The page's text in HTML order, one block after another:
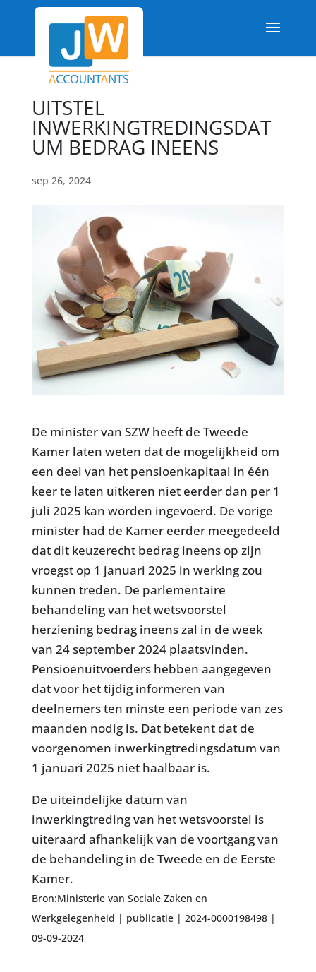
UITSTEL
INWERKINGTREDINGSDAT
UM BEDRAG INEENS
sep 26, 2024
De minister van SZW heeft de Tweede
Kamer laten weten dat de mogelijkheid om
een deel van het pensioenkapitaal in één
keer te laten uitkeren niet eerder dan per 1
juli 2025 kan worden ingevoerd. De vorige
minister had de Kamer eerder meegedeeld
dat dit keuzerecht bedrag ineens op zijn
vroegst op 1 januari 2025 in werking zou
kunnen treden. De parlementaire
behandeling van het wetsvoorstel
herziening bedrag ineens zal in de week
van 24 september 2024 plaatsvinden.
Pensioenuitvoerders hebben aangegeven
dat voor het tijdig informeren van
deelnemers ten minste een periode van zes
maanden nodig is. Dat betekent dat de
voorgenomen inwerkingtredingsdatum van
1 januari 2025 niet haalbaar is.
De uiteindelijke datum van
inwerkingtreding van het wetsvoorstel is
uiteraard afhankelijk van de voortgang van
de behandeling in de Tweede en de Eerste
Kamer.
Bron:Ministerie van Sociale Zaken en
Werkgelegenheid | publicatie | 2024-0000198498 |
09-09-2024